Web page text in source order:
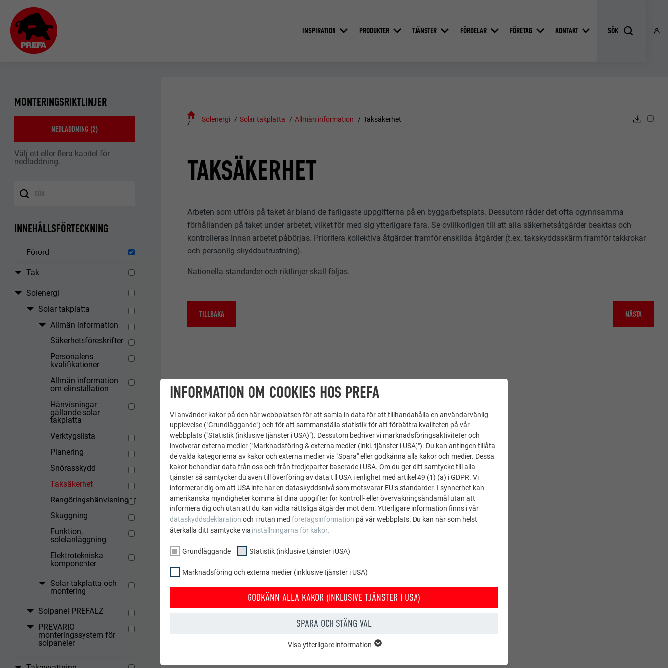
INSPIRATION PRODUKTER TJÄNSTER FÖRDELAR FÖRETAG KONTAKT
MONTERINGSRIKTLINJER
NEDLADDNING (2)
Välj ett eller flera kapitel för
nedladdning.
INNEHÅLLSFÖRTECKNING
Förord
Tak
Solenergi
Solar takplatta
Allmän information
Säkerhetsföreskrifter
Personalens
kvalifikationer
Allmän information
om elinstallation
Hänvisningar
gällande solar
takplatta
Verktygslista
Planering
Snörasskydd
Taksäkerhet
Rengöringshänvisningar
Skuggning
Funktion,
solelanläggning
Elektrotekniska
komponenter
Solar takplatta och
montering
Solpanel PREFALZ
PREVARIO
monteringssystem för
solpaneler
Solenergi Solar takplatta Allmän information Taksäkerhet
TAKSÄKERHET
Arbeten som utförs på taket är bland de farligaste uppgifterna på en byggarbetsplats. Dessutom råder det ofta ogynnsamma
förhållanden på taket under arbetet, vilket för med sig ytterligare fara. Se ovillkorligen till att alla säkerhetsåtgärder beaktas och
kontrolleras innan arbetet påbörjas. Prioritera kollektiva åtgärder framför enskilda åtgärder (t.ex. takskyddsskärm framför takkrokar
och personlig skyddsutrustning).
Nationella standarder och riktlinjer skall följas.
TILLBAKA NÄSTA
INFORMATION OM COOKIES HOS PREFA
Vi använder kakor på den här webbplatsen för att samla in data för att tillhandahålla en användarvänlig
upplevelse ("Grundläggande") och för att sammanställa statistik för att förbättra kvaliteten på vår
webbplats ("Statistik (inklusive tjänster i USA)"). Dessutom bedriver vi marknadsföringsaktiviteter och
involverar externa medier ("Marknadsföring & externa medier (inkl. tjänster i USA)"). Du kan antingen tillåta
de valda kategorierna av kakor och externa medier via "Spara" eller godkänna alla kakor och medier. Dessa
kakor behandlar data från oss och från tredjeparter baserade i USA. Om du ger ditt samtycke till alla
tjänster så samtycker du även till överföring av data till USA i enlighet med artikel 49 (1) (a) i GDPR. Vi
informerar dig om att USA inte har en dataskyddsnivå som motsvarar EU:s standarder. I synnerhet kan
amerikanska myndigheter komma åt dina uppgifter för kontroll- eller övervakningsändamål utan att
informera dig och utan att du kan vidta rättsliga åtgärder mot dem. Ytterligare information finns i vår
dataskyddsdeklaration och i rutan med företagsinformation på vår webbplats. Du kan när som helst
återkalla ditt samtycke via inställningarna för kakor.
Grundläggande Statistik (inklusive tjänster i USA)
Marknadsföring och externa medier (inklusive tjänster i USA)
GODKÄNN ALLA KAKOR (INKLUSIVE TJÄNSTER I USA)
SPARA OCH STÄNG VAL
Visa ytterligare information